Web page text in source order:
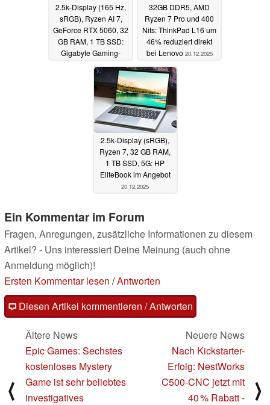
2.5k-Display (165 Hz,
sRGB), Ryzen AI 7,
GeForce RTX 5060, 32
GB RAM, 1 TB SSD:
Gigabyte Gaming-
21.12.2025
32GB DDR5, AMD
Ryzen 7 Pro und 400
Nits: ThinkPad L16 um
46% reduziert direkt
bei Lenovo 20.12.2025
2.5k-Display (sRGB),
Ryzen 7, 32 GB RAM,
1 TB SSD, 5G: HP
EliteBook im Angebot
20.12.2025
Ein Kommentar im Forum
Fragen, Anregungen, zusätzliche Informationen zu diesem
Artikel? - Uns interessiert Deine Meinung (auch ohne
Anmeldung möglich)!
Ersten Kommentar lesen /Antworten
Diesen Artikel kommentieren / Antworten
⟨
Ältere News
Epic Games: Sechstes
kostenloses Mystery
Game ist sehr beliebtes
investigatives
Neuere News
Nach Kickstarter-
Erfolg: NestWorks
C500-CNC jetzt mit
40 % Rabatt -
⟩